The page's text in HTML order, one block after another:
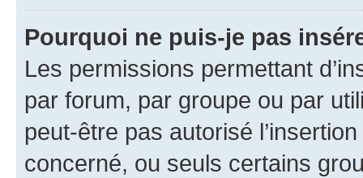
Pourquoi ne puis-je pas
Les permissions permettant
par forum, par groupe ou par
peut-être pas autorisé
concerné, ou seuls certains